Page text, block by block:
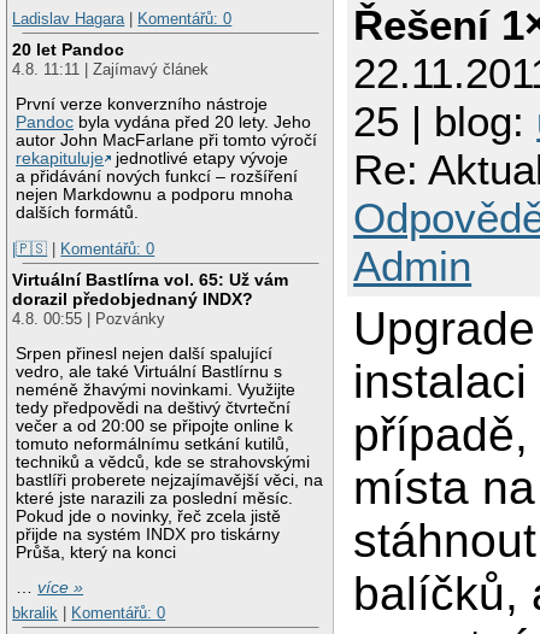
Ladislav Hagara | Komentářů: 0
20 let Pandoc
4.8. 11:11 | Zajímavý článek
První verze konverzního nástroje
Pandoc byla vydána před 20 lety. Jeho
autor John MacFarlane při tomto výročí
rekapituluje
jednotlivé etapy vývoje
a přidávání nových funkcí – rozšíření
nejen Markdownu a podporu mnoha
dalších formátů.
|🇵🇸 | Komentářů: 0
Virtuální Bastlírna vol. 65: Už vám
dorazil předobjednaný INDX?
4.8. 00:55 | Pozvánky
Srpen přinesl nejen další spalující
vedro, ale také Virtuální Bastlírnu s
neméně žhavými novinkami. Využijte
tedy předpovědi na deštivý čtvrteční
večer a od 20:00 se připojte online k
tomuto neformálnímu setkání kutilů,
techniků a vědců, kde se strahovskými
bastlíři proberete nejzajímavější věci, na
které jste narazili za poslední měsíc.
Pokud jde o novinky, řeč zcela jistě
přijde na systém INDX pro tiskárny
Průša, který na konci
…více »
bkralik
Komentářů: 0
Řešení
25 | blog:
Re:
Admin
místa
balíčků,